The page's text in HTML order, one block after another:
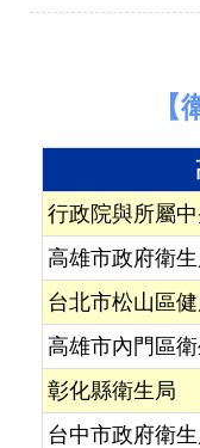
行政院與所屬
高雄市政府衛
台北市松山區
高雄市內門區
彰化縣衛生局
台中市政府衛